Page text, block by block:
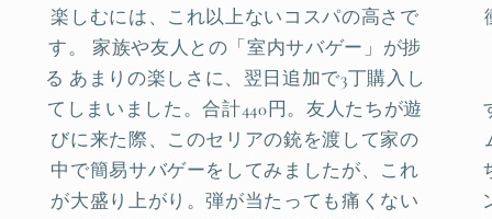
楽しむには、これ以上ないコスパの高さで
す。 家族や友人との「室内サバゲー」が捗
る あまりの楽しさに、翌日追加で3丁購入し
てしまいました。合計440円。友人たちが遊
びに来た際、このセリアの銃を渡して家の
中で簡易サバゲーをしてみましたが、これ
が大盛り上がり。弾が当たっても痛くない